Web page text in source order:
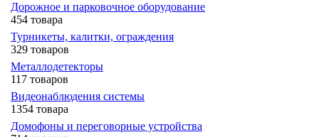
Дорожное и парковочное оборудование
454 товара
Турникеты, калитки, ограждения
329 товаров
Металлодетекторы
117 товаров
Видеонаблюдения cистемы
1354 товара
Домофоны и переговорные устройства